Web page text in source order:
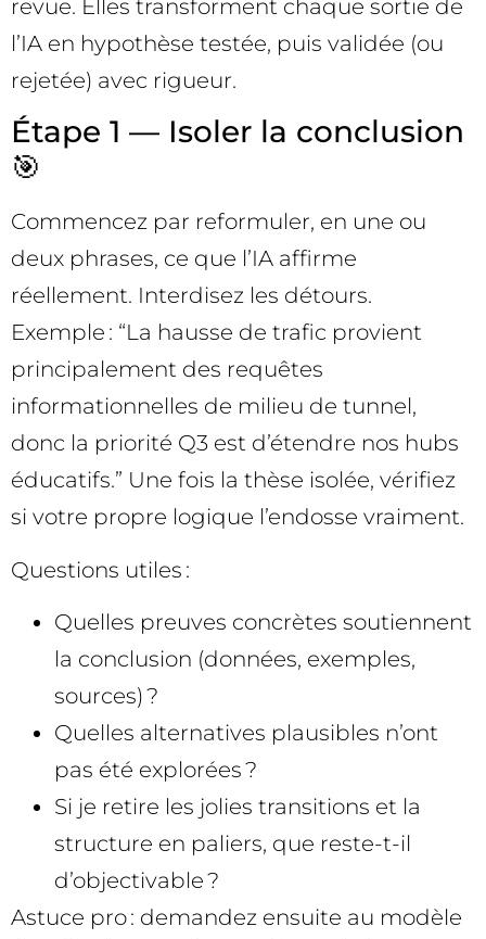
revue. Elles transforment chaque sortie de
l’IA en hypothèse testée, puis validée (ou
rejetée) avec rigueur.
Étape 1 — Isoler la conclusion
🎯
Commencez par reformuler, en une ou
deux phrases, ce que l’IA affirme
réellement. Interdisez les détours.
Exemple : “La hausse de trafic provient
principalement des requêtes
informationnelles de milieu de tunnel,
donc la priorité Q3 est d’étendre nos hubs
éducatifs.” Une fois la thèse isolée, vérifiez
si votre propre logique l’endosse vraiment.
Questions utiles :
Quelles preuves concrètes soutiennent
la conclusion (données, exemples,
sources) ?
Quelles alternatives plausibles n’ont
pas été explorées ?
Si je retire les jolies transitions et la
structure en paliers, que reste-t-il
d’objectivable ?
Astuce pro : demandez ensuite au modèle